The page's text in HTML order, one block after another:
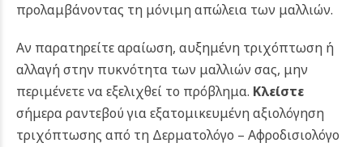
προλαμβάνοντας τη μόνιμη απώλεια των μαλλιών.
Αν παρατηρείτε αραίωση, αυξημένη τριχόπτωση ή
αλλαγή στην πυκνότητα των μαλλιών σας, μην
περιμένετε να εξελιχθεί το πρόβλημα. Κλείστε
σήμερα ραντεβού για εξατομικευμένη αξιολόγηση
τριχόπτωσης από τη Δερματολόγο – Αφροδισιολόγο